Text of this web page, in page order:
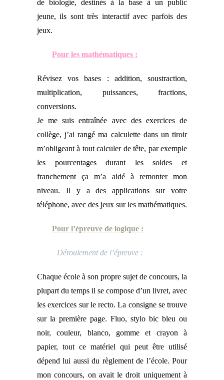
de biologie, destinés à la base à un public
jeune, ils sont très interactif avec parfois des
jeux.
Pour les mathématiques :
Révisez vos bases : addition, soustraction,
multiplication, puissances, fractions,
conversions.
Je me suis entraînée avec des exercices de
collège, j’ai rangé ma calculette dans un tiroir
m’obligeant à tout calculer de tête, par exemple
les pourcentages durant les soldes et
franchement ça m’a aidé à remonter mon
niveau. Il y a des applications sur votre
téléphone, avec des jeux sur les mathématiques.
Pour l’épreuve de logique :
Déroulement de l’épreuve :
Chaque école à son propre sujet de concours, la
plupart du temps il se compose d’un livret, avec
les exercices sur le recto. La consigne se trouve
sur la première page. Fluo, stylo bic bleu ou
noir, couleur, blanco, gomme et crayon à
papier, tout ce matériel qui peut être utilisé
dépend lui aussi du règlement de l’école. Pour
mon concours, on avait le droit uniquement à